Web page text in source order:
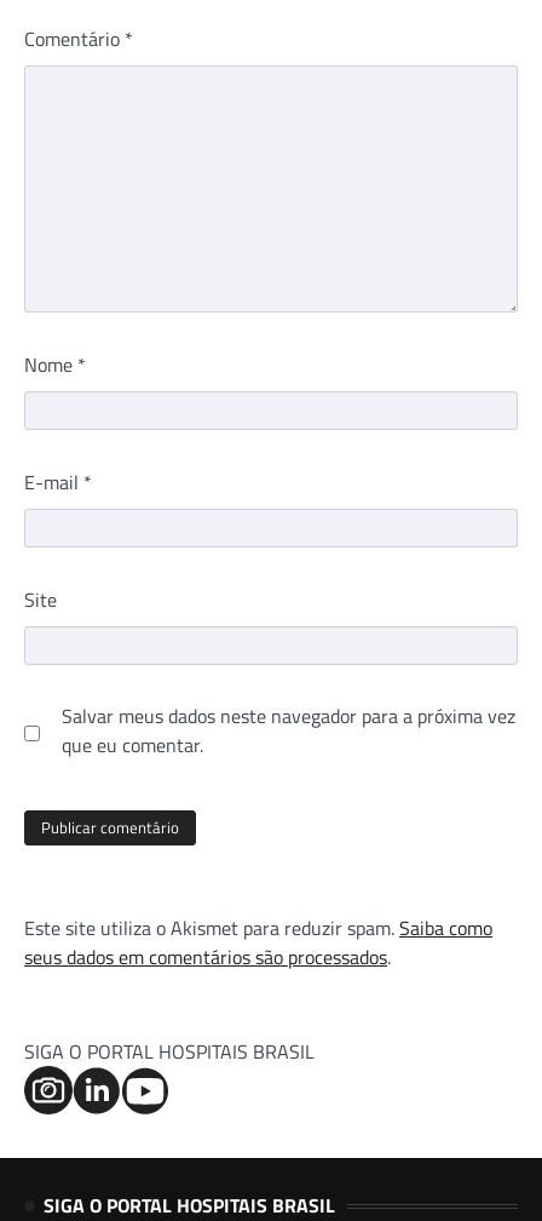
Comentário *
Nome *
E-mail *
Site
Salvar meus dados neste navegador para a próxima vez
que eu comentar.
Este site utiliza o Akismet para reduzir spam.Saiba como
seus dados em comentários são processados.
SIGA O PORTAL HOSPITAIS BRASIL
SIGA O PORTAL HOSPITAIS BRASIL